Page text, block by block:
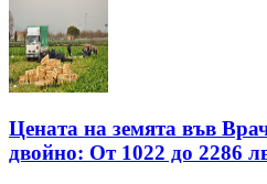
Цената на земята във
двойно: От 1022 до 2286